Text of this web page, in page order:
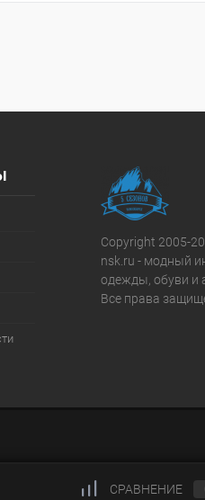
Copyright 2005-
nsk.ru - модный
одежды, обуви и
Все права
СРАВНЕНИЕ